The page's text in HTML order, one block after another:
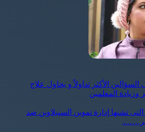
الأكثر تداولاً و يحاول علاج
المعلمين
تشنها إدارة تموين السنبلاوين ضد